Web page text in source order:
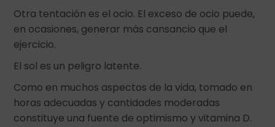
Otra tentación es el ocio. El exceso de ocio puede,
en ocasiones, generar más cansancio que el
ejercicio.
El sol es un peligro latente.
Como en muchos aspectos de la vida, tomado en
horas adecuadas y cantidades moderadas
constituye una fuente de optimismo y vitamina D.